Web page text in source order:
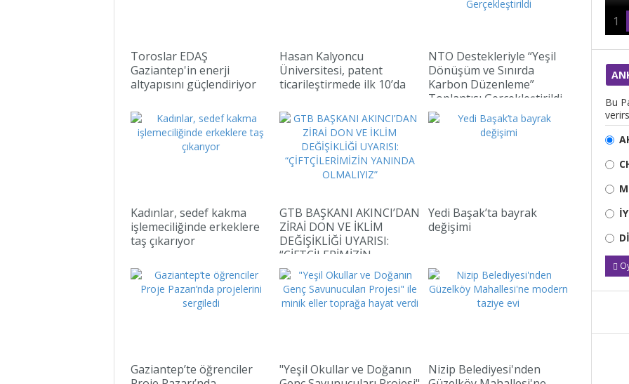
Toroslar EDAŞ
Gaziantep'in enerji
altyapısını güçlendiriyor
Hasan Kalyoncu
Üniversitesi, patent
ticarileştirmede ilk 10’da
NTO Destekleriyle “Yeşil
Dönüşüm ve Sınırda
Karbon Düzenleme”
Toplantısı Gerçekleştirildi
Kadınlar, sedef kakma
işlemeciliğinde erkeklere
taş çıkarıyor
GTB BAŞKANI AKINCI’DAN
ZİRAİ DON VE İKLİM
DEĞİŞİKLİĞİ UYARISI:
“ÇİFTÇİLERİMİZİN
YANINDA OLMALIYIZ”
Yedi Başak’ta bayrak
değişimi
Gaziantep’te öğrenciler
"Yeşil Okullar ve Doğanın
Nizip Belediyesi'nden
1
Bu